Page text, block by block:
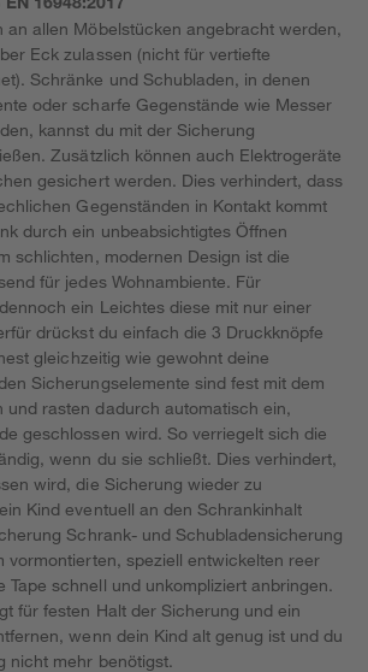
an allen Möbelstücken angebracht werden,
Eck zulassen (nicht für vertiefte
Schränke und Schubladen, in denen
oder scharfe Gegenstände wie Messer
kannst du mit der Sicherung
Zusätzlich können auch Elektrogeräte
gesichert werden. Dies verhindert, dass
Gegenständen in Kontakt kommt
durch ein unbeabsichtigtes Öffnen
schlichten, modernen Design ist die
für jedes Wohnambiente. Für
ein Leichtes diese mit nur einer
drückst du einfach die 3 Druckknöpfe
gleichzeitig wie gewohnt deine
Sicherungselemente sind fest mit dem
und rasten dadurch automatisch ein,
geschlossen wird. So verriegelt sich die
wenn du sie schließt. Dies verhindert,
wird, die Sicherung wieder zu
Kind eventuell an den Schrankinhalt
Schrank- und Schubladensicherung
vormontierten, speziell entwickelten reer
Tape schnell und unkompliziert anbringen.
für festen Halt der Sicherung und ein
wenn dein Kind alt genug ist und du
nicht mehr benötigst.